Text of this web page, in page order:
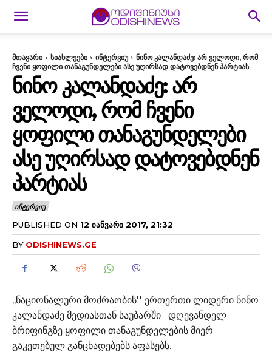
მთავარი სიახლეები ინტერვიუ
ნინო კალანდაძე: არ ველოდი, რომ
ჩვენი ყოფილი თანაგუნდელები ასე უღირსად დატოვებდნენ პარტიას
ᲜᲘᲜᲝ ᲙᲐᲚᲐᲜᲓᲐᲫᲔ: ᲐᲠ
ᲕᲔᲚᲝᲓᲘ, ᲠᲝᲛ ᲩᲕᲔᲜᲘ
ᲧᲝᲤᲘᲚᲘ ᲗᲐᲜᲐᲒᲣᲜᲓᲔᲚᲔᲑᲘ
ᲐᲡᲔ ᲣᲦᲘᲠᲡᲐᲓ ᲓᲐᲢᲝᲕᲔᲑᲓᲜᲔᲜ
ᲞᲐᲠᲢᲘᲐᲡ
ᲘᲜᲢᲔᲠᲕᲘᲣ
PUBLISHED ON 12 ᲘᲐᲜᲕᲐᲠᲘ 2017, 21:32
BY ODISHINEWS.GE
,,ნაციონალური მოძრაობის'' ერთერთი ლიდერი ნინო
კალანდაძე მედიასთან საუბარში დღევანდელ
ბრიფინგზე ყოფილი თანაგუნდელების მიერ
გაკეთებულ განცხადებებს აფასებს.